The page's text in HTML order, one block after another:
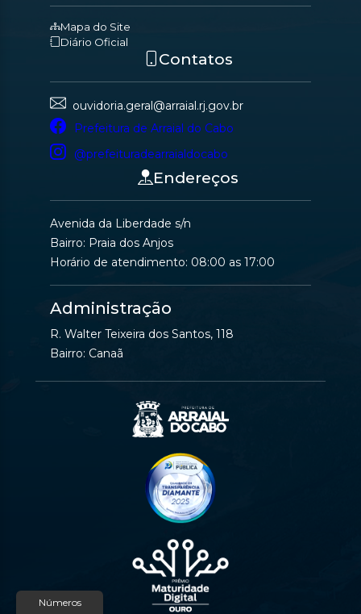
Números
Mapa do Site
Diário Oficial
Contatos
ouvidoria.geral@arraial.rj.gov.br
Prefeitura de Arraial do Cabo
@prefeituradearraialdocabo
Endereços
Avenida da Liberdade s/n
Bairro: Praia dos Anjos
Horário de atendimento: 08:00 as 17:00
Administração
R. Walter Teixeira dos Santos, 118
Bairro: Canaã